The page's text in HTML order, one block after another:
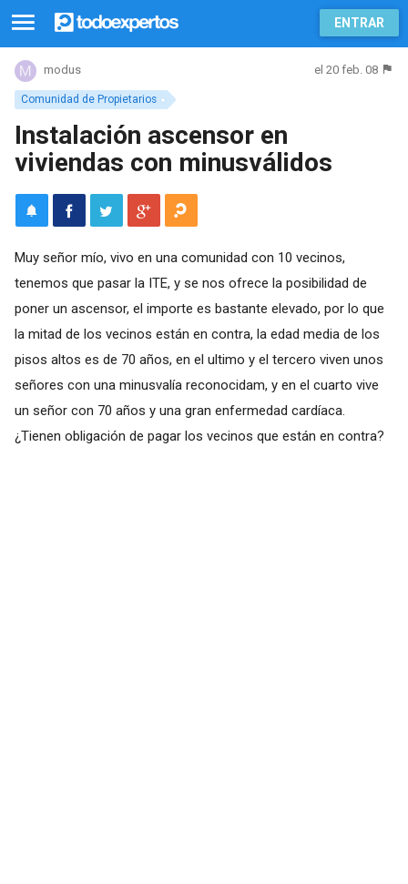
ENTRAR
Comunidad de Propietarios
modus el 20 feb. 08
Instalación ascensor en
viviendas con minusválidos
Muy señor mío, vivo en una comunidad con 10 vecinos,
tenemos que pasar la ITE, y se nos ofrece la posibilidad de
poner un ascensor, el importe es bastante elevado, por lo que
la mitad de los vecinos están en contra, la edad media de los
pisos altos es de 70 años, en el ultimo y el tercero viven unos
señores con una minusvalía reconocidam, y en el cuarto vive
un señor con 70 años y una gran enfermedad cardíaca.
¿Tienen obligación de pagar los vecinos que están en contra?